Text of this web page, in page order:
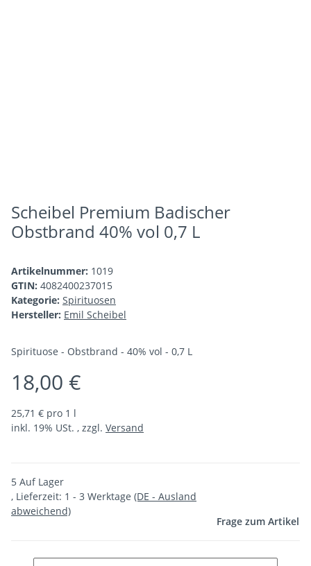
Scheibel Premium Badischer
Obstbrand 40% vol 0,7 L
Artikelnummer: 1019
GTIN: 4082400237015
Kategorie: Spirituosen
Hersteller: Emil Scheibel
Spirituose - Obstbrand - 40% vol - 0,7 L
18,00 €
25,71 € pro 1 l
inkl. 19% USt. , zzgl. Versand
5 Auf Lager
, Lieferzeit: 1 - 3 Werktage (DE - Ausland
abweichend)
Frage zum Artikel